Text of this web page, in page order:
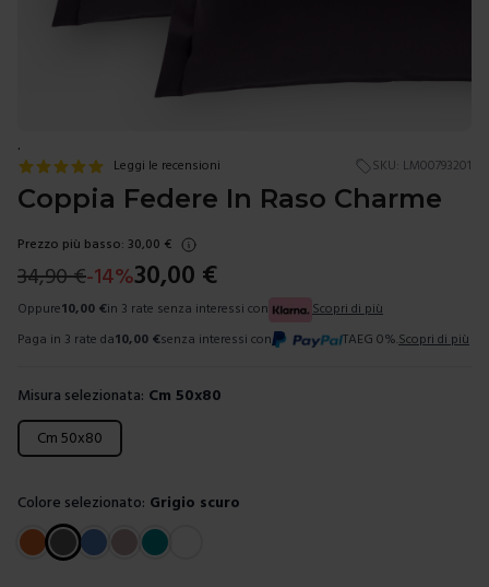
.
Leggi le recensioni SKU: LM00793201
Coppia Federe In Raso Charme
Prezzo più basso: 30,00 €
34,90€-14%30,00 €
Oppure10,00 €in 3 rate senza interessi con
Scopri di più
Paga in 3 rate da10,00 €senza interessi con TAEG 0%. Scopri di più
Misura selezionata: Cm 50x80
Scegli una misura
Cm 50x80
Colore selezionato: Grigio scuro
Scegli un colore